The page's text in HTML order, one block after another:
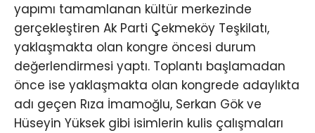
yapımı tamamlanan kültür merkezinde
gerçekleştiren Ak Parti Çekmeköy Teşkilatı,
yaklaşmakta olan kongre öncesi durum
değerlendirmesi yaptı. Toplantı başlamadan
önce ise yaklaşmakta olan kongrede adaylıkta
adı geçen Rıza İmamoğlu, Serkan Gök ve
Hüseyin Yüksek gibi isimlerin kulis çalışmaları